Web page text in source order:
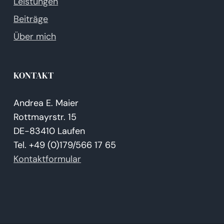
Beiträge
Über mich
KONTAKT
Andrea E. Maier
Rottmayrstr. 15
DE-83410 Laufen
Tel. +49 (0)179/566 17 65
Kontaktformular